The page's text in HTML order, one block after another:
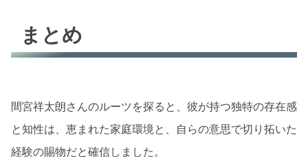
まとめ
間宮祥太朗さんのルーツを探ると、彼が持つ独特の存在感
と知性は、恵まれた家庭環境と、自らの意思で切り拓いた
経験の賜物だと確信しました。